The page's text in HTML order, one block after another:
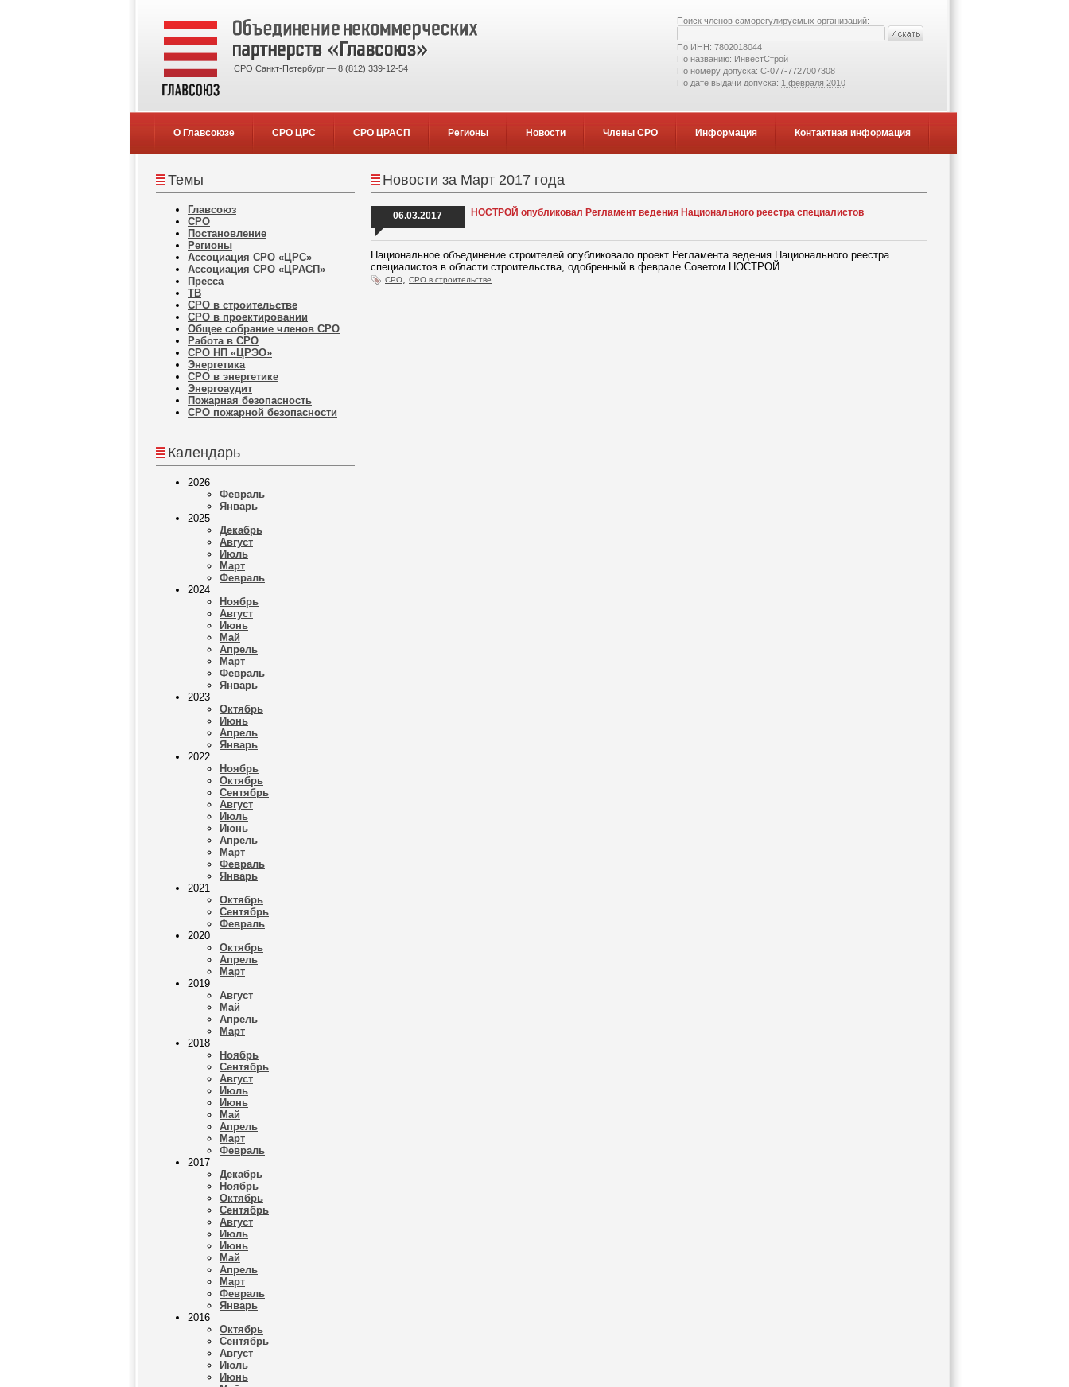
СРО Санкт-Петербург — 8 (812) 339-12-54
Поиск членов саморегулируемых организаций:
По ИНН: 7802018044
По названию: ИнвестСтрой
По номеру допуска: С-077-7727007308
По дате выдачи допуска: 1 февраля 2010
О Главсоюзе СРО ЦРС СРО ЦРАСП Регионы Новости Члены СРО Информация Контактная информация
Темы
Главсоюз
СРО
Постановление
Регионы
Ассоциация СРО «ЦРС»
Ассоциация СРО «ЦРАСП»
Пресса
ТВ
СРО в строительстве
СРО в проектировании
Общее собрание членов СРО
Работа в СРО
СРО НП «ЦРЭО»
Энергетика
СРО в энергетике
Энергоаудит
Пожарная безопасность
СРО пожарной безопасности
Календарь
2026
Февраль
Январь
2025
Декабрь
Август
Июль
Март
Февраль
2024
Ноябрь
Август
Июнь
Май
Апрель
Март
Февраль
Январь
2023
Октябрь
Июнь
Апрель
Январь
2022
Ноябрь
Октябрь
Сентябрь
Август
Июль
Июнь
Апрель
Март
Февраль
Январь
2021
Октябрь
Сентябрь
Февраль
2020
Октябрь
Апрель
Март
2019
Август
Май
Апрель
Март
2018
Ноябрь
Сентябрь
Август
Июль
Июнь
Май
Апрель
Март
Февраль
2017
Декабрь
Ноябрь
Октябрь
Сентябрь
Август
Июль
Июнь
Май
Апрель
Март
Февраль
Январь
2016
Октябрь
Сентябрь
Август
Июль
Июнь
Новости за Март 2017 года
06.03.2017 НОСТРОЙ опубликовал Регламент ведения Национального реестра специалистов
Национальное объединение строителей опубликовало проект Регламента ведения Национального реестра
специалистов в области строительства, одобренный в феврале Советом НОСТРОЙ.
СРО, СРО в строительстве